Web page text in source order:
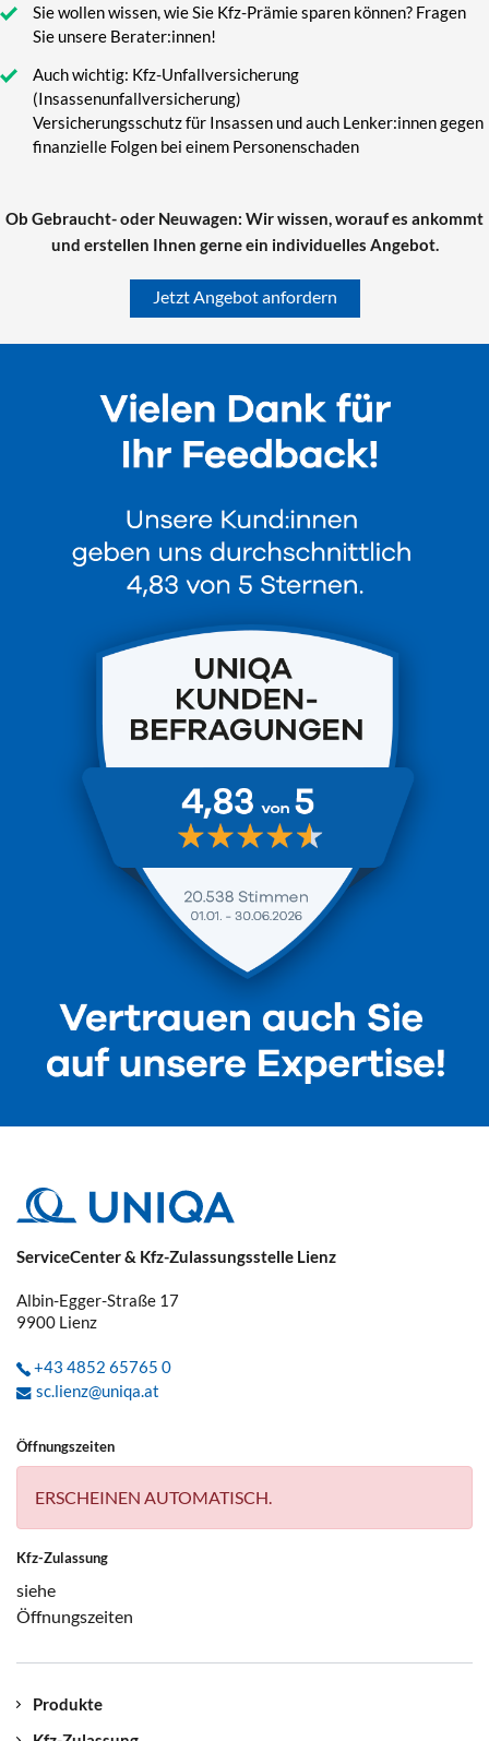
Sie wollen wissen, wie Sie Kfz-Prämie sparen können? Fragen
Sie unsere Berater:innen!
Auch wichtig: Kfz-Unfallversicherung
(Insassenunfallversicherung)
Versicherungsschutz für Insassen und auch Lenker:innen gegen
finanzielle Folgen bei einem Personenschaden
Ob Gebraucht- oder Neuwagen: Wir wissen, worauf es ankommt
und erstellen Ihnen gerne ein individuelles Angebot.
Jetzt Angebot anfordern
ServiceCenter & Kfz-Zulassungsstelle Lienz
Albin-Egger-Straße 17
9900 Lienz
+43 4852 65765 0
sc.lienz@uniqa.at
Öffnungszeiten
ERSCHEINEN AUTOMATISCH.
Kfz-Zulassung
siehe
Öffnungszeiten
Produkte